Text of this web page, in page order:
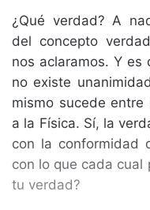
¿Qué verdad? A
del concepto
nos aclaramos. Y es
no existe
mismo sucede
a la Física. Sí, la
con la conformidad
con lo que cada cual
tu verdad?